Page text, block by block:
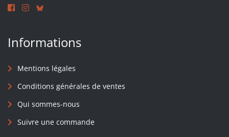
Informations
Mentions légales
Conditions générales de ventes
Qui sommes-nous
Suivre une commande